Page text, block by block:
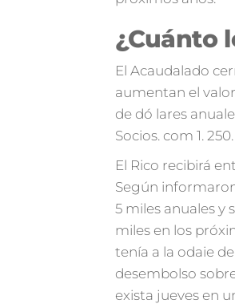
¿Cuánto
El Acaudalado
aumentan el
de dó lares
Socios. com 1.
El Rico recibirá
Según
5 miles anuales y
miles en los
tenía a la odaie
desembolso
exista jueves en